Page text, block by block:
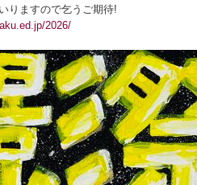
りますので乞うご期待!
2026/